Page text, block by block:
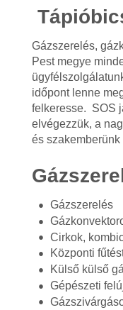
Gázszerelés,
Pest megye
időpont lenne
felkeresse. SOS
elvégezzük, a
és
Gázszerelés
Cirkok,
Központi
Külső külső
Gépészeti